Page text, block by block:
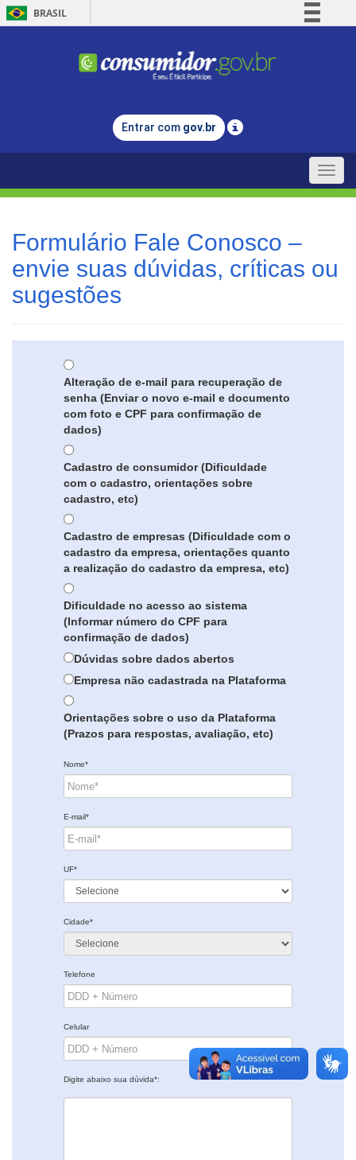
BRASIL
Comunica BR
Legislação
Entrar com gov.br
Toggle
Formulário Fale Conosco –
envie suas dúvidas, críticas ou
sugestões
Alteração de e-mail para recuperação de
senha (Enviar o novo e-mail e documento
com foto e CPF para confirmação de
dados)
Cadastro de consumidor (Dificuldade
com o cadastro, orientações sobre
cadastro, etc)
Cadastro de empresas (Dificuldade com o
cadastro da empresa, orientações quanto
a realização do cadastro da empresa, etc)
Dificuldade no acesso ao sistema
(Informar número do CPF para
confirmação de dados)
Dúvidas sobre dados abertos
Empresa não cadastrada na Plataforma
Orientações sobre o uso da Plataforma
(Prazos para respostas, avaliação, etc)
Nome*
E-mail*
UF*
Cidade*
Telefone
Celular
Digite abaixo sua dúvida*: